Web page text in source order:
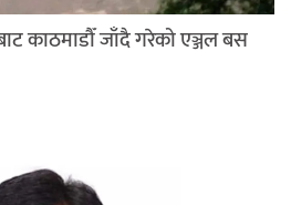
काठमाडौँ जाँदै गरेको एञ्जल बस